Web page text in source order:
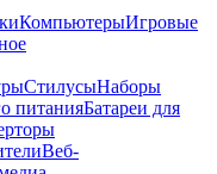
КомпьютерыИгровые
СтилусыНаборы
питанияБатареи для
Веб-